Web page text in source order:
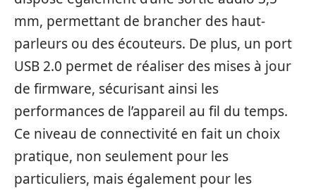
mm, permettant de brancher des haut-
parleurs ou des écouteurs. De plus, un port
USB 2.0 permet de réaliser des mises à jour
de firmware, sécurisant ainsi les
performances de l’appareil au fil du temps.
Ce niveau de connectivité en fait un choix
pratique, non seulement pour les
particuliers, mais également pour les